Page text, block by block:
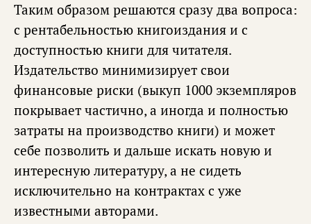
Таким образом решаются сразу два вопроса:
с рентабельностью книгоиздания и с
доступностью книги для читателя.
Издательство минимизирует свои
финансовые риски (выкуп 1000 экземпляров
покрывает частично, а иногда и полностью
затраты на производство книги) и может
себе позволить и дальше искать новую и
интересную литературу, а не сидеть
исключительно на контрактах с уже
известными авторами.